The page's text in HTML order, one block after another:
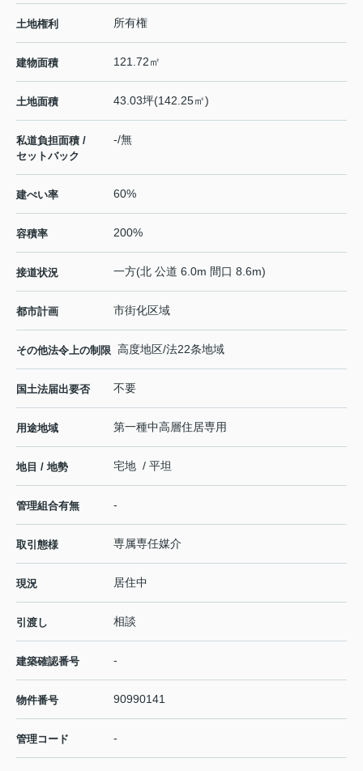
土地権利 所有権
建物面積 121.72㎡
土地面積 43.03坪(142.25㎡)
私道負担面積 /
セットバック
-/無
建ぺい率 60%
容積率 200%
接道状況 一方(北 公道 6.0m 間口 8.6m)
都市計画 市街化区域
その他法令上の制限 高度地区/法22条地域
国土法届出要否 不要
用途地域 第一種中高層住居専用
地目 / 地勢 宅地 / 平坦
管理組合有無 -
取引態様 専属専任媒介
現況 居住中
引渡し 相談
建築確認番号 -
物件番号 90990141
管理コード -